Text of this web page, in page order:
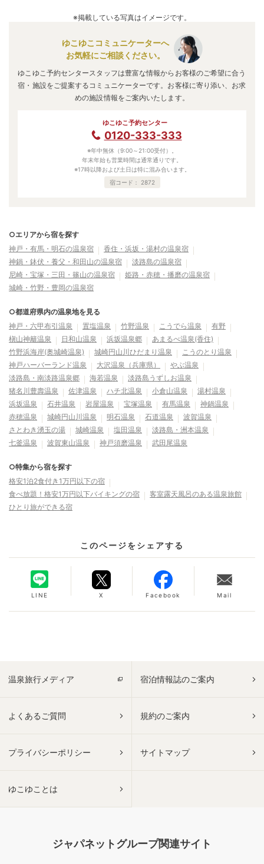
口コミ情報の詳細は
こちら。
※掲載している写真はイメージです。
ゆこゆこコミュニケーターへ
お気軽にご相談ください。
ゆこゆこ予約センタースタッフは豊富な情報からお客様のご希望に合う
宿・施設をご提案するコミュニケーターです。お客様に寄り添い、お求
めの施設情報をご案内いたします。
ゆこゆこ予約センター
0120-333-333
※年中無休（9:00～21:00受付）。
年末年始も営業時間は通常通りです。
※17時以降および土日は特に混み合います。
宿コード：
2872
○エリアから宿を探す
神戸・有馬・明石の温泉宿
香住・浜坂・湯村の温泉宿
神鍋・鉢伏・養父・和田山の温泉宿
淡路島の温泉宿
尼崎・宝塚・三田・篠山の温泉宿
姫路・赤穂・播磨の温泉宿
城崎・竹野・豊岡の温泉宿
○都道府県内の温泉地を見る
神戸・六甲布引温泉
置塩温泉 竹野温泉 こうでら温泉
有野
槇山神籬温泉
日和山温泉 浜坂温泉郷
あまるべ温泉(香住)
竹野浜海岸(奥城崎温泉)
城崎円山川ひだまり温泉
こうのとり温泉
神戸ハーバーランド温泉
大沢温泉（兵庫県）
やぶ温泉
淡路島・南淡路温泉郷
海若温泉
淡路島うずしお温泉
猪名川豊壽温泉
佐津温泉 ハチ北温泉 小倉山温泉
湯村温泉
浜坂温泉
石井温泉 岩屋温泉 宝塚温泉 有馬温泉
神鍋温泉
赤穂温泉
城崎円山川温泉 明石温泉 石道温泉
波賀温泉
さとわき湧玉の湯
城崎温泉 塩田温泉
淡路島・洲本温泉
七釜温泉
波賀東山温泉 神戸須磨温泉 武田尾温泉
○特集から宿を探す
格安1泊2食付き1万円以下の宿
食べ放題！格安1万円以下バイキングの宿
客室露天風呂のある温泉旅館
ひとり旅ができる宿
このページをシェアする
LINE X Facebook Mail
温泉旅行メディア 宿泊情報誌のご案内
よくあるご質問 規約のご案内
プライバシーポリシー サイトマップ
ゆこゆことは
ジャパネットグループ関連サイト